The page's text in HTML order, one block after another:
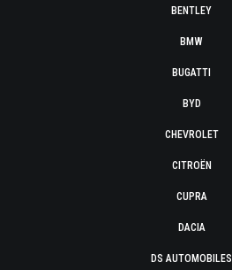
BENTLEY
BMW
BUGATTI
BYD
CHEVROLET
CITROËN
CUPRA
DACIA
DS AUTOMOBILES